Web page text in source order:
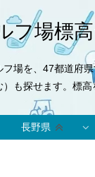
フ場標
場を、47都道府
も探せます。標高
長野県